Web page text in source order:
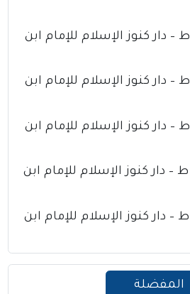
كتاب المغني ج17 ط – دار كنوز الإسلام للإمام ابن
كتاب المغني ج16 ط – دار كنوز الإسلام للإمام ابن
كتاب المغني ج15 ط – دار كنوز الإسلام للإمام ابن
كتاب المغني ج14 ط – دار كنوز الإسلام للإمام ابن
كتاب المغني ج13 ط – دار كنوز الإسلام للإمام ابن
المفضلة